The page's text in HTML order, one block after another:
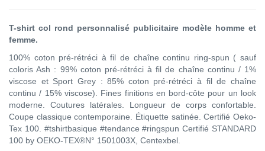
T-shirt col rond personnalisé publicitaire modèle homme et
femme.
100% coton pré-rétréci à fil de chaîne continu ring-spun ( sauf
coloris Ash : 99% coton pré-rétréci à fil de chaîne continu / 1%
viscose et Sport Grey : 85% coton pré-rétréci à fil de chaîne
continu / 15% viscose). Fines finitions en bord-côte pour un look
moderne. Coutures latérales. Longueur de corps confortable.
Coupe classique contemporaine. Étiquette satinée. Certifié Oeko-
Tex 100. #tshirtbasique #tendance #ringspun Certifié STANDARD
100 by OEKO-TEX®N° 1501003X, Centexbel.